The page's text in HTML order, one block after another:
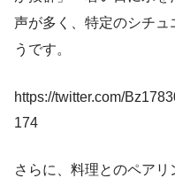
声が多く、特定のシチュ
うです。
https://twitter.com/
174
さらに、料理とのペア